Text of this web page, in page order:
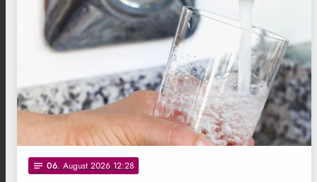
notes 06. August 2026 12:28